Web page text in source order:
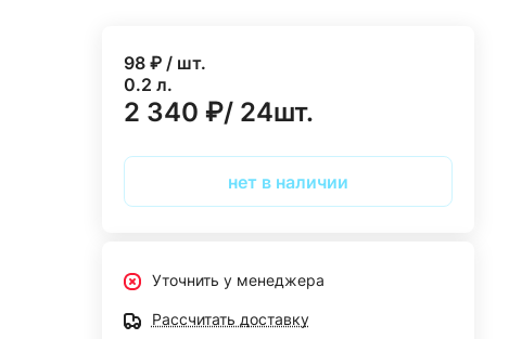
98 ₽ / шт.
0.2 л.
2 340 ₽/ 24шт.
нет в наличии
Уточнить у менеджера
Рассчитать доставку